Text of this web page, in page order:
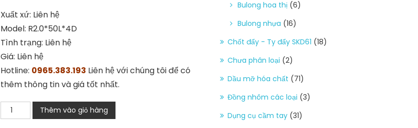
Xuất xứ: Liên hệ
Model: R2.0*50L*4D
Tình trạng: Liên hệ
Giá: Liên hệ
Hotline: 0965.383.193 Liên hệ với chúng tôi để có
thêm thông tin và giá tốt nhất.
Dao
phay
Thêm vào giỏ hàng
Bulong hoa thị (6)
Bulong nhựa (16)
Chốt đẩy - Ty đẩy SKD61 (18)
Chưa phân loại (2)
Dầu mỡ hóa chất (71)
Đồng nhôm các loại (3)
Dụng cụ cầm tay (31)